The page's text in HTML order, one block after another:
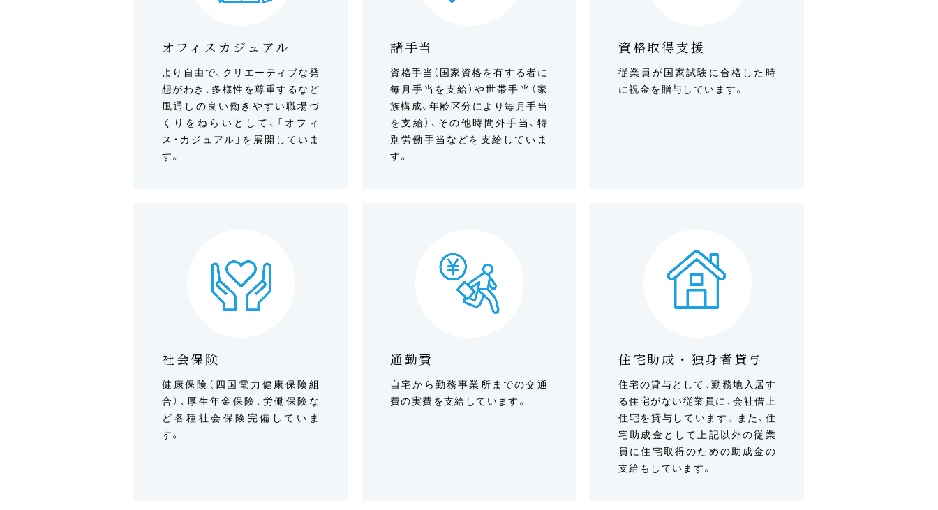
オフィスカジュアル
より自由で、クリエーティブな発
想がわき、多様性を尊重するなど
風通しの良い働きやすい職場づ
くりをねらいとして、「オフィ
ス・カジュアル」を展開していま
す。
諸手当
資格手当（国家資格を有する者に
毎月手当を支給）や世帯手当（家
族構成、年齢区分により毎月手当
を支給）、その他時間外手当、特
別労働手当などを支給していま
す。
資格取得支援
従業員が国家試験に合格した時
に祝金を贈与しています。
社会保険
健康保険（四国電力健康保険組
合）、厚生年金保険、労働保険な
ど各種社会保険完備していま
す。
通勤費
自宅から勤務事業所までの交通
費の実費を支給しています。
住宅助成・独身者貸与
住宅の貸与として、勤務地入居す
る住宅がない従業員に、会社借上
住宅を貸与しています。また、住
宅助成金として上記以外の従業
員に住宅取得のための助成金の
支給もしています。